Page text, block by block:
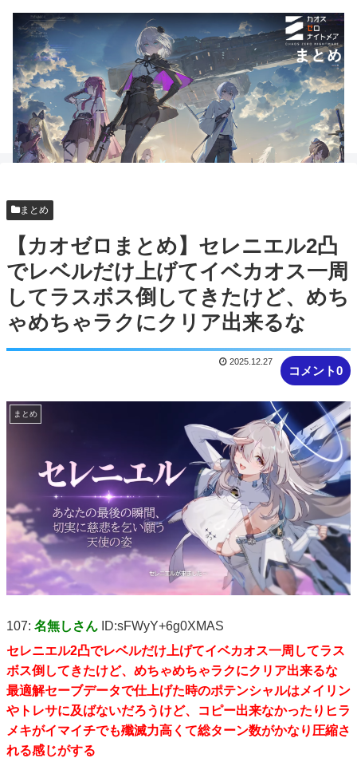
まとめ
【カオゼロまとめ】セレニエル2凸
でレベルだけ上げてイベカオス一周
してラスボス倒してきたけど、めち
ゃめちゃラクにクリア出来るな
コメント0
2025.12.27
まとめ
107: 名無しさん ID:sFWyY+6g0XMAS
セレニエル2凸でレベルだけ上げてイベカオス一周してラス
ボス倒してきたけど、めちゃめちゃラクにクリア出来るな
最適解セーブデータで仕上げた時のポテンシャルはメイリン
やトレサに及ばないだろうけど、コピー出来なかったりヒラ
メキがイマイチでも殲滅力高くて総ターン数がかなり圧縮さ
れる感じがする